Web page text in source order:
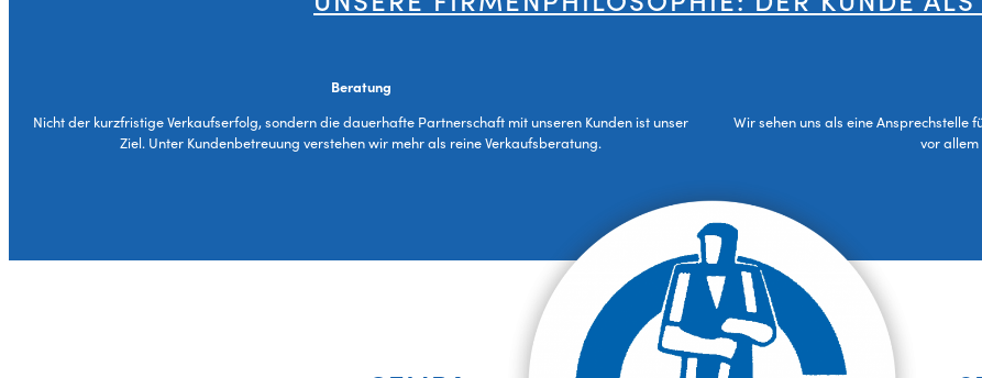
Beratung
Nicht der kurzfristige Verkaufserfolg, sondern die dauerhafte Partnerschaft mit unseren Kunden ist unser
Ziel. Unter Kundenbetreuung verstehen wir mehr als reine Verkaufsberatung.
Wir sehen uns als eine Ansprechstelle
vor allem